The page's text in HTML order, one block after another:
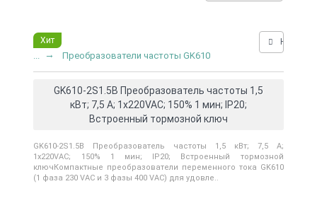
Хит Нашли
Преобразователи частоты GK610
GK610-2S1.5B Преобразователь частоты 1,5
кВт; 7,5 А; 1x220VAC; 150% 1 мин; IP20;
Встроенный тормозной ключ
GK610-2S1.5B Преобразователь частоты 1,5 кВт; 7,5 А;
1x220VAC; 150% 1 мин; IP20; Встроенный тормозной
ключКомпактные преобразователи переменного тока GK610
(1 фаза 230 VAC и 3 фазы 400 VAC) для удовле..